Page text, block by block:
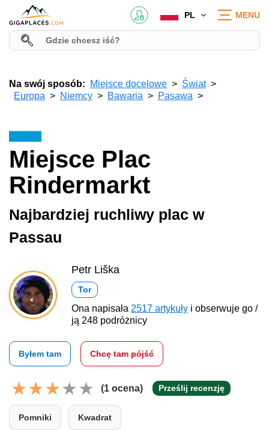
PL MENU
Na swój sposób: Miejsce docelowe
Świat
Europa
Niemcy Bawaria Pasawa
Miejsce Plac
Rindermarkt
Najbardziej ruchliwy plac w
Passau
Petr Liška
Tor
Ona napisała 2517 artykuły i obserwuje go /
ją 248 podróżnicy
Byłem tam Chcę tam pójść
(1 ocena) Prześlij recenzję
Pomniki Kwadrat